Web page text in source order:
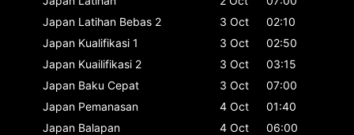
Japan Latihan Bebas 2 3 Oct
02:10
Japan Kualifikasi 1 3 Oct
02:50
Japan Kuailifikasi 2 3 Oct
03:15
Japan Baku Cepat 3 Oct
07:00
Japan Pemanasan 4 Oct
01:40
Japan Balapan 4 Oct
06:00